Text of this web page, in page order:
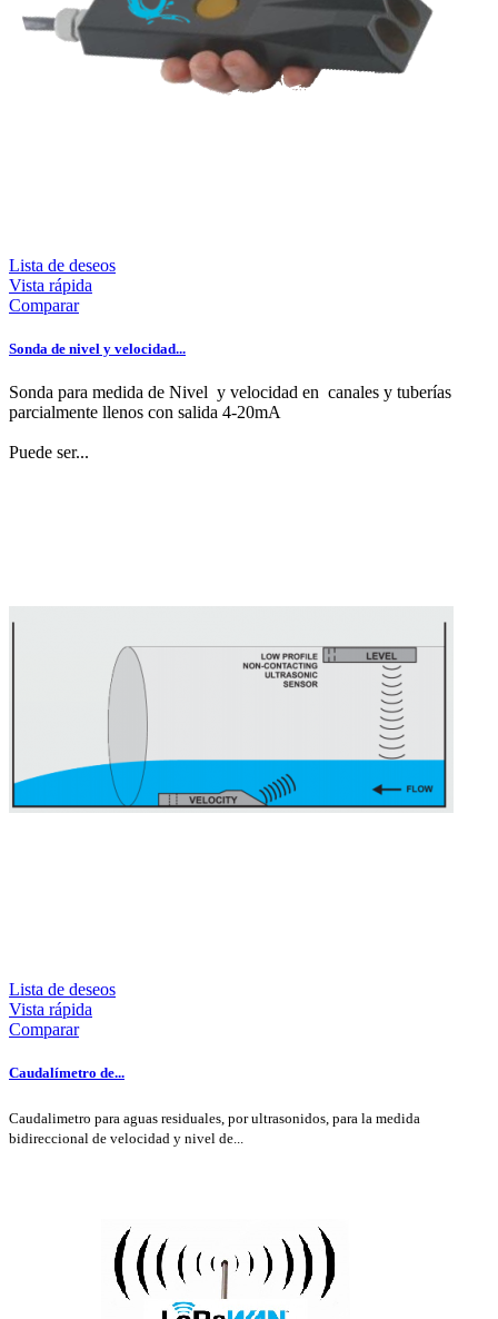
Lista de deseos
Vista rápida
Comparar
Sonda de nivel y velocidad...
Sonda para medida de Nivel y velocidad en canales y tuberías
parcialmente llenos con salida 4-20mA
Puede ser...
Lista de deseos
Vista rápida
Comparar
Caudalímetro de...
Caudalimetro para aguas residuales, por ultrasonidos, para la medida
bidireccional de velocidad y nivel de...